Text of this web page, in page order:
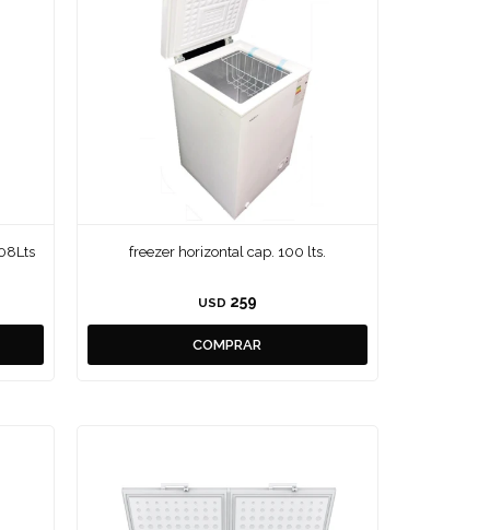
freezer horizontal cap. 100 lts.
USD 259